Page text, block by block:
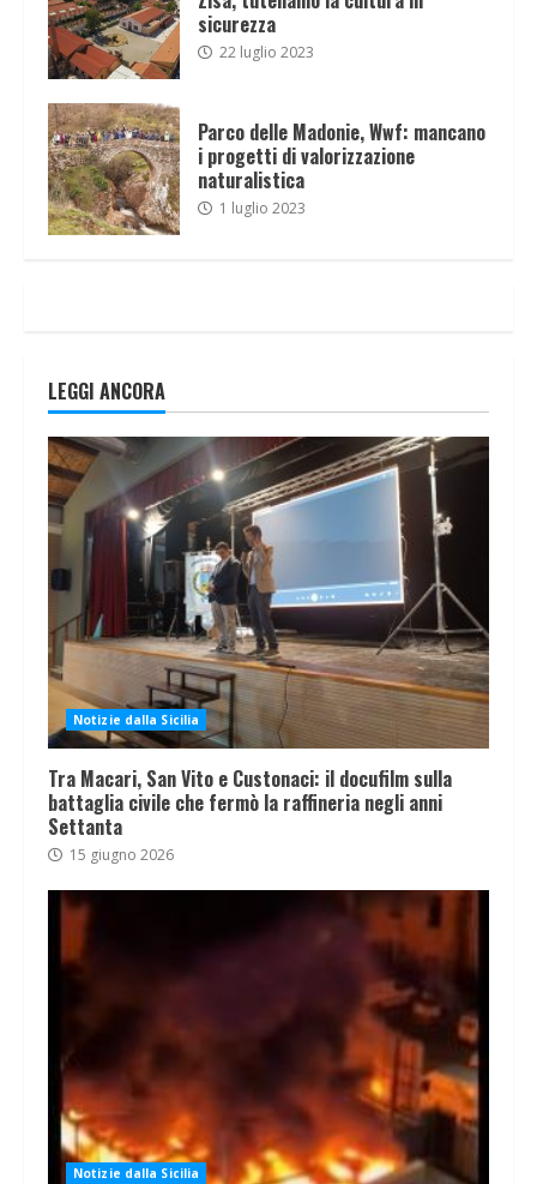
sicurezza
22 luglio 2023
Parco delle Madonie, Wwf: mancano
i progetti di valorizzazione
naturalistica
1 luglio 2023
LEGGI ANCORA
Notizie dalla Sicilia
Tra Macari, San Vito e Custonaci: il docufilm sulla
battaglia civile che fermò la raffineria negli anni
Settanta
15 giugno 2026
Notizie dalla Sicilia